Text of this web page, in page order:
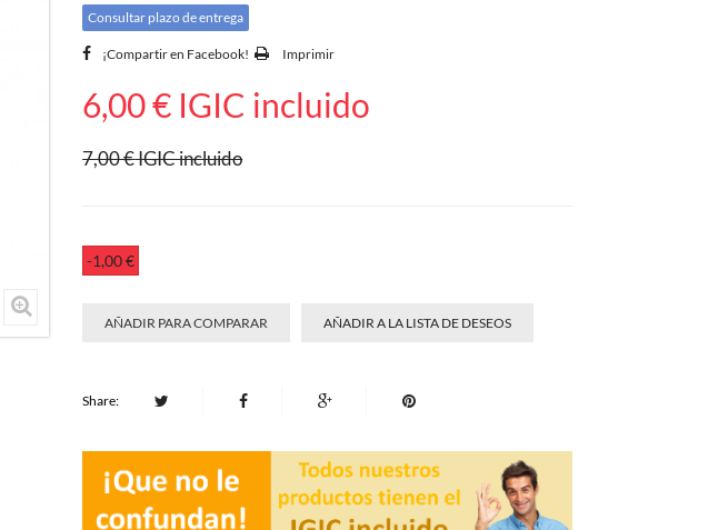
Consultar plazo de entrega
¡Compartir en Facebook! Imprimir
6,00 € IGIC incluido
7,00 €IGIC incluido
-1,00 €
AÑADIR PARA COMPARAR AÑADIR A LA LISTA DE DESEOS
Share: